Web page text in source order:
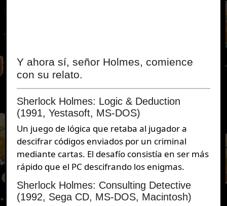
Y ahora sí, señor Holmes, comience
con su relato.
Sherlock Holmes: Logic & Deduction
(1991, Yestasoft, MS-DOS)
Un juego de lógica que retaba al jugador a
descifrar códigos enviados por un criminal
mediante cartas. El desafío consistía en ser más
rápido que el PC descifrando los enigmas.
Sherlock Holmes: Consulting Detective
(1992, Sega CD, MS-DOS, Macintosh)